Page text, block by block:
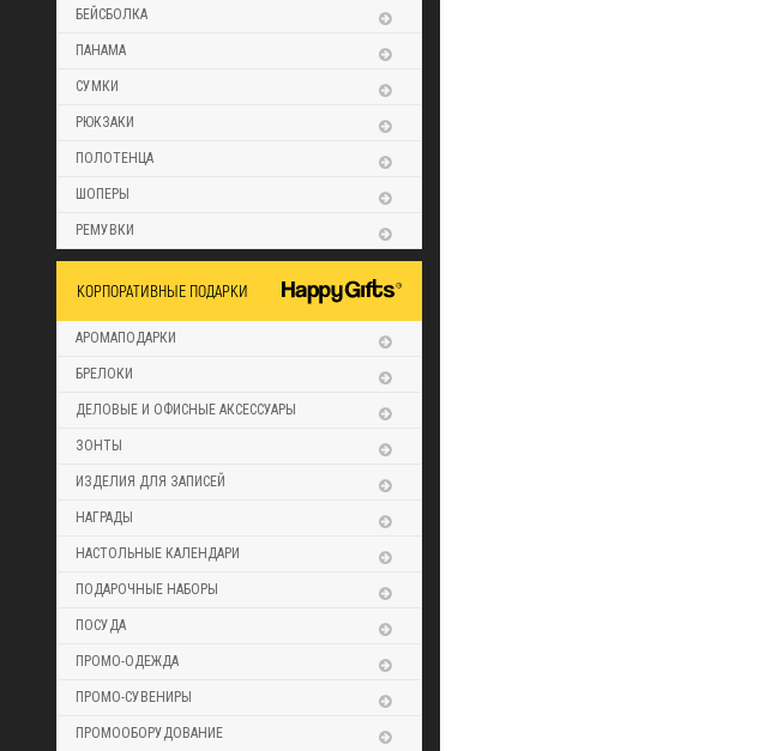
БЕЙСБОЛКА
ПАНАМА
СУМКИ
РЮКЗАКИ
ПОЛОТЕНЦА
ШОПЕРЫ
РЕМУВКИ
КОРПОРАТИВНЫЕ ПОДАРКИ
АРОМАПОДАРКИ
БРЕЛОКИ
ДЕЛОВЫЕ И ОФИСНЫЕ АКСЕССУАРЫ
ЗОНТЫ
ИЗДЕЛИЯ ДЛЯ ЗАПИСЕЙ
НАГРАДЫ
НАСТОЛЬНЫЕ КАЛЕНДАРИ
ПОДАРОЧНЫЕ НАБОРЫ
ПОСУДА
ПРОМО-ОДЕЖДА
ПРОМО-СУВЕНИРЫ
ПРОМООБОРУДОВАНИЕ